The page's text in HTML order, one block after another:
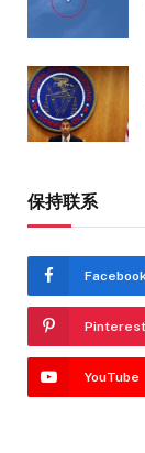
保持联系
Pinterest
YouTube